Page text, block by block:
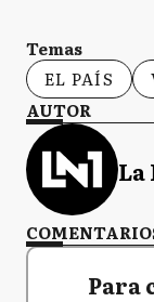
Temas
EL PAÍS
AUTOR
La
Para